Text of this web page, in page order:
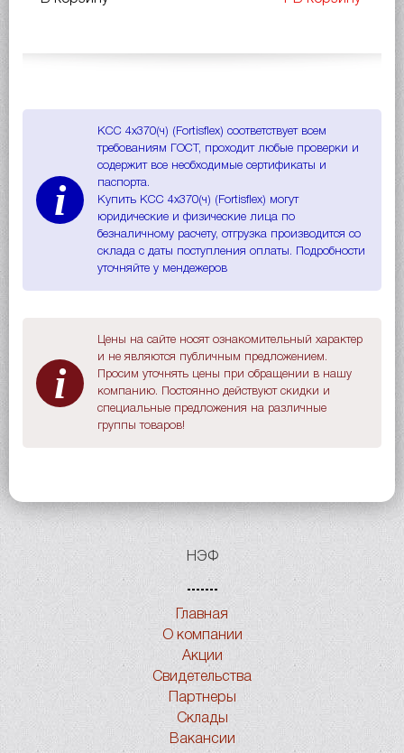
i
КСС 4x370(ч) (Fortisflex) соответствует всем
требованиям ГОСТ, проходит любые проверки и
содержит все необходимые сертификаты и
паспорта.
Купить КСС 4x370(ч) (Fortisflex) могут
юридические и физические лица по
безналичному расчету, отгрузка производится со
склада с даты поступления оплаты. Подробности
уточняйте у мендежеров
i
Цены на сайте носят ознакомительный характер
и не являются публичным предложением.
Просим уточнять цены при обращении в нашу
компанию. Постоянно действуют скидки и
специальные предложения на различные
группы товаров!
НЭФ
Главная
О компании
Акции
Свидетельства
Партнеры
Склады
Вакансии